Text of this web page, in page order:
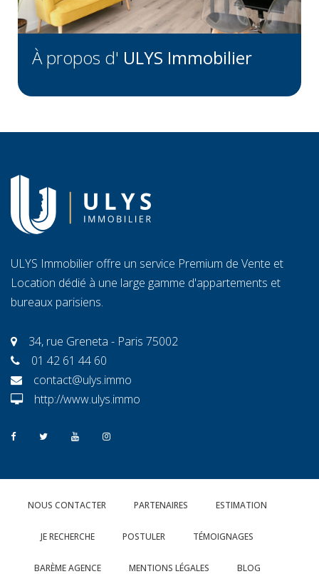
À propos d' ULYS Immobilier
ULYS Immobilier offre un service Premium de Vente et
Location dédié à une large gamme d'appartements et
bureaux parisiens.
34, rue Greneta - Paris 75002
01 42 61 44 60
contact@ulys.immo
http://www.ulys.immo
NOUS CONTACTER PARTENAIRES ESTIMATION
JE RECHERCHE POSTULER TÉMOIGNAGES
BARÈME AGENCE MENTIONS LÉGALES BLOG